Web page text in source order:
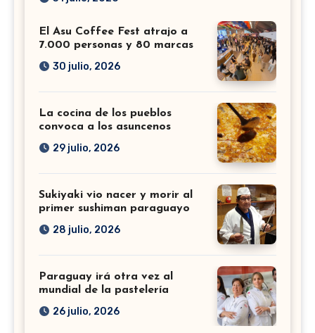
El Asu Coffee Fest atrajo a
7.000 personas y 80 marcas
30 julio, 2026
La cocina de los pueblos
convoca a los asuncenos
29 julio, 2026
Sukiyaki vio nacer y morir al
primer sushiman paraguayo
28 julio, 2026
Paraguay irá otra vez al
mundial de la pastelería
26 julio, 2026